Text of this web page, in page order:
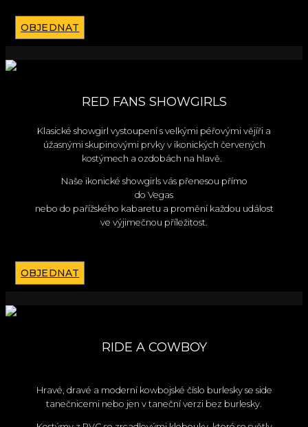
OBJEDNAT
RED FANS SHOWGIRLS
Klasické showgirl vystoupení s velkými péřovými vějíři a
úžasnými skupinovými prvky v ikonických červených
kostýmech a ozdobách na hlavě.
Naše ikonické showgirls vás přenesou přímo
do Vegas
nebo do pařížského kabaretu a promění každou událost
ve výjimečnou příležitost.
OBJEDNAT
RIDE A COWBOY
Hravé, dravé a moderní kowbojské číslo burlesky se side
tanečnicemi nebo jen v taneční verzi bez burlesky.